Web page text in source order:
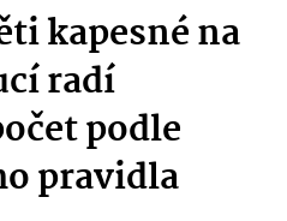
kapesné na
radí
podle
pravidla